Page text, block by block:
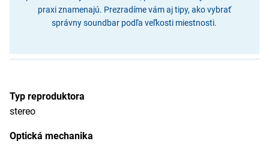
praxi znamenajú. Prezradíme vám aj tipy, ako vybrať
správny soundbar podľa veľkosti miestnosti.
Typ reproduktora
stereo
Optická mechanika